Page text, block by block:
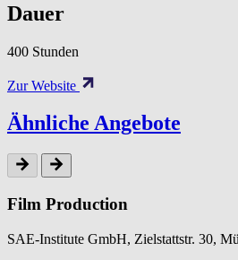
Dauer
400 Stunden
Zur Website
Ähnliche Angebote
Film Production
SAE-Institute GmbH, Zielstattstr. 30,